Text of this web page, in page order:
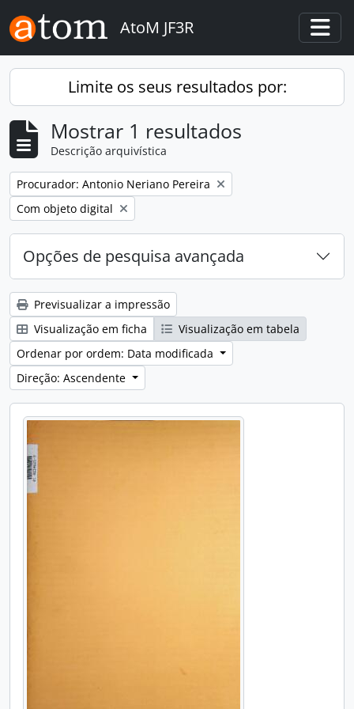
Skip to main content
AtoM JF3R
Limite os seus resultados por:
Mostrar 1 resultados
Descrição arquivística
Remove filter:
Procurador: Antonio Neriano Pereira
Remove filter:
Com objeto digital
Opções de pesquisa avançada
Previsualizar a impressão
Visualização em ficha
Visualização em tabela
Ordenar por ordem: Data modificada
Direção: Ascendente